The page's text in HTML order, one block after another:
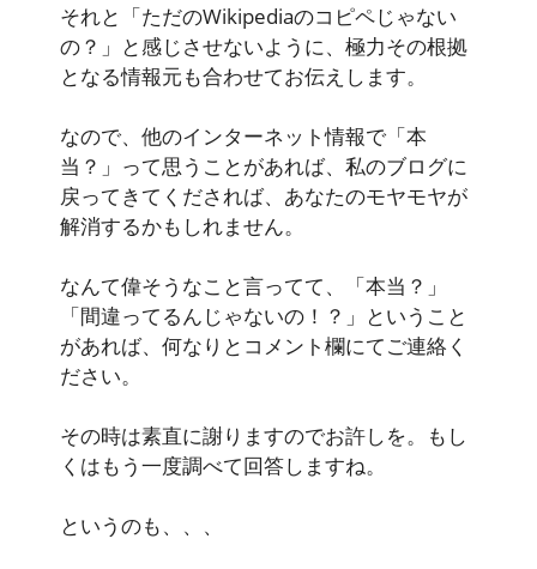
それと「ただのWikipediaのコピペじゃない
の？」と感じさせないように、極力その根拠
となる情報元も合わせてお伝えします。
なので、他のインターネット情報で「本
当？」って思うことがあれば、私のブログに
戻ってきてくだされば、あなたのモヤモヤが
解消するかもしれません。
なんて偉そうなこと言ってて、「本当？」
「間違ってるんじゃないの！？」ということ
があれば、何なりとコメント欄にてご連絡く
ださい。
その時は素直に謝りますのでお許しを。もし
くはもう一度調べて回答しますね。
というのも、、、